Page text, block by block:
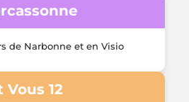
de Narbonne et en Visio
12